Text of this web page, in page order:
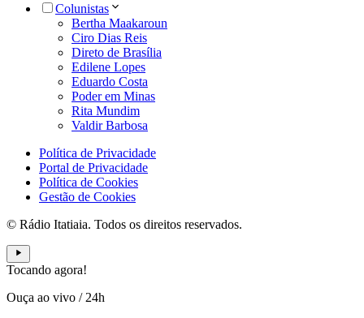
Colunistas
Bertha Maakaroun
Ciro Dias Reis
Direto de Brasília
Edilene Lopes
Eduardo Costa
Poder em Minas
Rita Mundim
Valdir Barbosa
Política de Privacidade
Portal de Privacidade
Política de Cookies
Gestão de Cookies
© Rádio Itatiaia. Todos os direitos reservados.
Tocando agora!
Ouça ao vivo / 24h